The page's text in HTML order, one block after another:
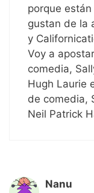
porque
gustan de la
y
Voy a
comedia,
Hugh Laurie
de comedia,
Neil Patrick
Nanu